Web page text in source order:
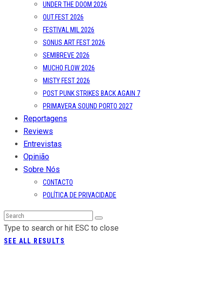
UNDER THE DOOM 2026
OUT.FEST 2026
FESTIVAL MIL 2026
SONUS ART FEST 2026
SEMIBREVE 2026
MUCHO FLOW 2026
MISTY FEST 2026
POST PUNK STRIKES BACK AGAIN 7
PRIMAVERA SOUND PORTO 2027
Reportagens
Reviews
Entrevistas
Opinião
Sobre Nós
CONTACTO
POLÍTICA DE PRIVACIDADE
Type to search or hit ESC to close
SEE ALL RESULTS